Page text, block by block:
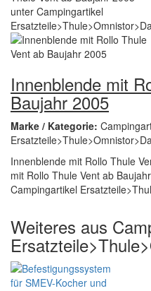
Innenblende mit
Baujahr 2005
Marke / Kategorie:
Innenblende mit Rollo Thule
mit Rollo Thule Vent ab
Campingartikel
Weiteres aus